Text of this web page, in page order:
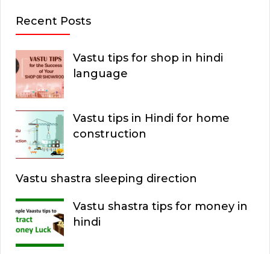
Recent Posts
Vastu tips for shop in hindi
language
Vastu tips in Hindi for home
construction
Vastu shastra sleeping direction
Vastu shastra tips for money in
hindi